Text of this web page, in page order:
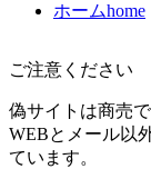
ホームhome
ご注意ください
偽サイトは商売
WEBとメール以
ています。